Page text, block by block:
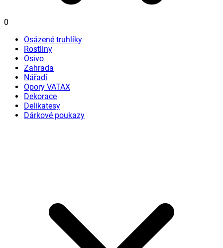
0
Osázené truhlíky
Rostliny
Osivo
Zahrada
Nářadí
Opory VATAX
Dekorace
Delikatesy
Dárkové poukazy